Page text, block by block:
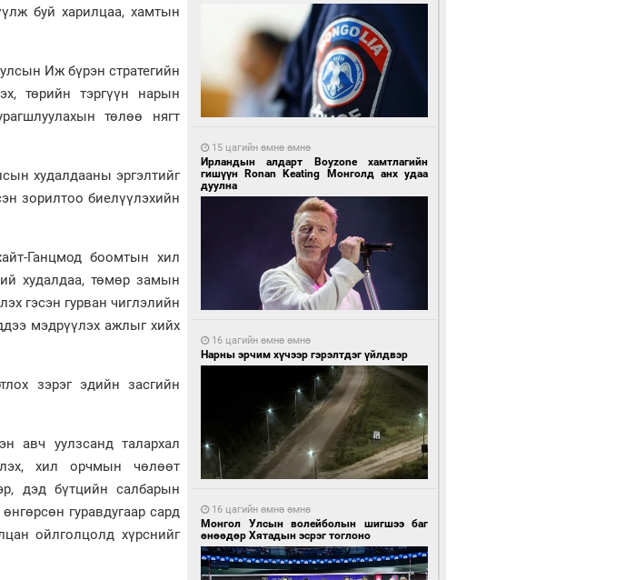
буй харилцаа, хамтын
Иж бүрэн стратегийн
төрийн тэргүүн нарын
төлөө нягт
худалдааны эргэлтийг
зорилтоо биелүүлэхийн
Ганцмод боомтын хил
худалдаа, төмөр замын
гэсэн гурван чиглэлийн
мэдрүүлэх ажлыг хийх
зэрэг эдийн засгийн
авч уулзсанд талархал
хил орчмын чөлөөт
дэд бүтцийн салбарын
гуравдугаар сард
ойлголцолд хүрснийг
15 цагийн өмнө өмнө
Ирландын алдарт Boyzone хамтлагийн
гишүүн Ronan Keating Монголд анх удаа
дуулна
16 цагийн өмнө өмнө
Нарны эрчим хүчээр гэрэлтдэг үйлдвэр
16 цагийн өмнө өмнө
Монгол Улсын волейболын шигшээ баг
өнөөдөр Хятадын эсрэг тоглоно